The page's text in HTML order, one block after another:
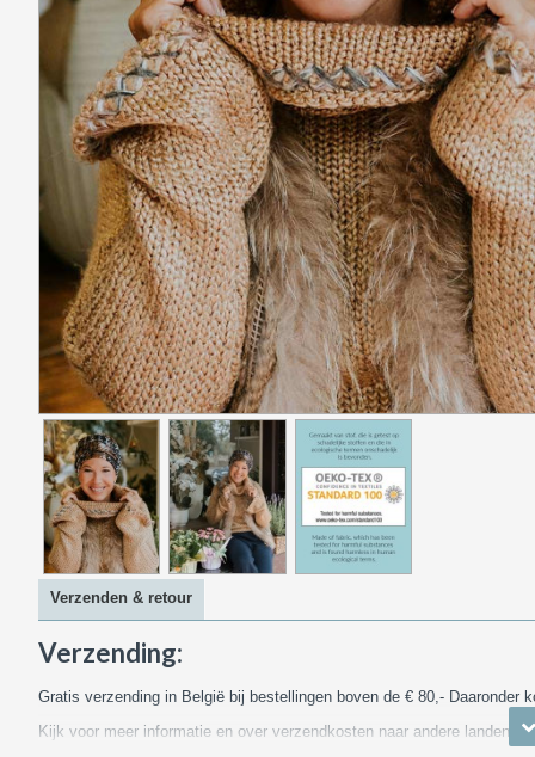
Verzenden & retour
Verzending:
Gratis verzending in België bij bestellingen boven de € 80,- Daaronder
Kijk voor meer informatie en over verzendkosten naar andere landen
hier